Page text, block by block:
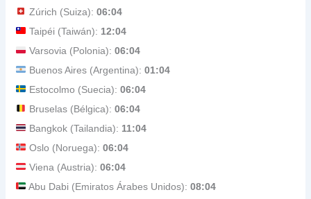
Zúrich (Suiza):06:04
Taipéi (Taiwán): 12:04
Varsovia (Polonia):06:04
Buenos Aires (Argentina):01:04
Estocolmo (Suecia):06:04
Bruselas (Bélgica):06:04
Bangkok (Tailandia): 11:04
Oslo (Noruega):06:04
Viena (Austria):06:04
Abu Dabi (Emiratos Árabes Unidos):08:04